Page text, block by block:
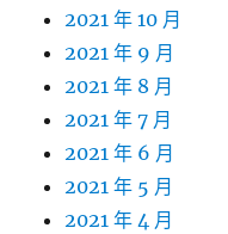
2021 年 10 月
2021 年 9 月
2021 年 8 月
2021 年 7 月
2021 年 6 月
2021 年 5 月
2021 年 4 月